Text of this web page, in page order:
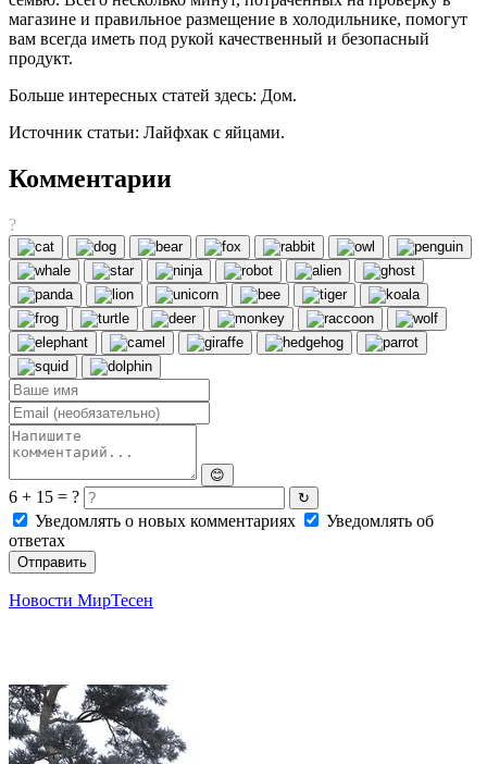
магазине и правильное размещение в холодильнике, помогут
вам всегда иметь под рукой качественный и безопасный
продукт.
Больше интересных статей здесь: Дом.
Источник статьи: Лайфхак с яйцами.
Комментарии
?
😊
6 + 15 = ? ↻
Уведомлять о новых комментариях
Уведомлять об
ответах
Отправить
Новости МирТесен